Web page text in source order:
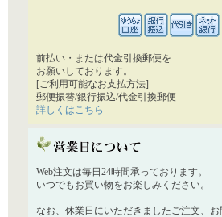
前払い・または代金引換郵便を
お願いしております。
[ご利用可能なお支払方法]
郵便振替/銀行振込/代金引換郵便
詳しくはこちら
Web注文は毎日24時間承っております。
いつでもお買い物をお楽しみください。
なお、休業日にいただきましたご注文、